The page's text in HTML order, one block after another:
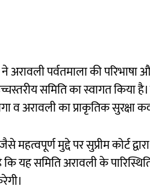
पर्वतमाला की परिभाषा
समिति का स्वागत किया
व अरावली का प्राकृतिक
मुद्दे पर सुप्रीम कोर्ट
यह समिति अरावली के